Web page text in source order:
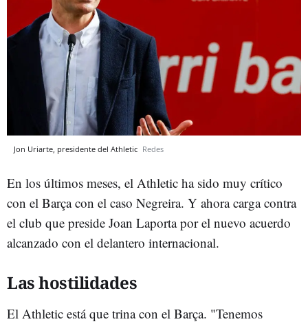
Jon Uriarte, presidente del Athletic Redes
En los últimos meses, el Athletic ha sido muy crítico
con el Barça con el caso Negreira. Y ahora carga contra
el club que preside Joan Laporta por el nuevo acuerdo
alcanzado con el delantero internacional.
Las hostilidades
El Athletic está que trina con el Barça. "Tenemos